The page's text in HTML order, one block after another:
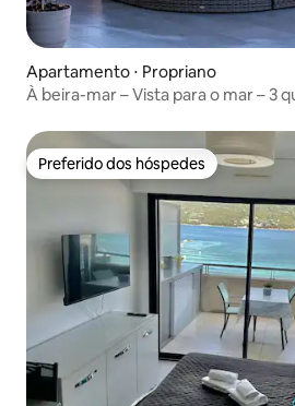
Apartamento ⋅ Propriano
À beira-mar – Vista para o mar – 3
Preferido dos hóspedes
Preferido dos hóspedes